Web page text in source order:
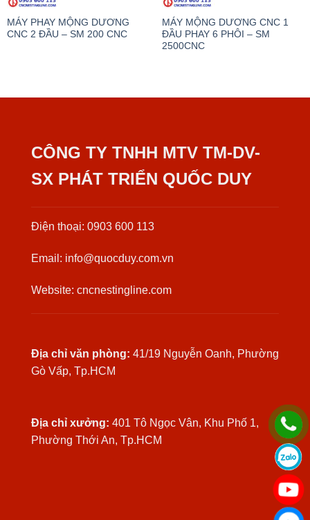
MÁY PHAY MỘNG DƯƠNG
CNC 2 ĐẦU – SM 200 CNC
MÁY MỘNG DƯƠNG CNC 1
ĐẦU PHAY 6 PHÔI – SM
2500CNC
CÔNG TY TNHH MTV TM-DV-
SX PHÁT TRIỂN QUỐC DUY
Điện thoại: 0903 600 113
Email: info@quocduy.com.vn
Website: cncnestingline.com
Địa chỉ văn phòng: 41/19 Nguyễn Oanh, Phường
Gò Vấp, Tp.HCM
Địa chỉ xưởng: 401 Tô Ngọc Vân, Khu Phố 1,
Phường Thới An, Tp.HCM